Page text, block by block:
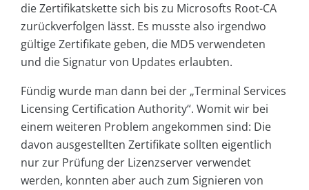
die Zertifikatskette sich bis zu Microsofts Root-CA
zurückverfolgen lässt. Es musste also irgendwo
gültige Zertifikate geben, die MD5 verwendeten
und die Signatur von Updates erlaubten.
Fündig wurde man dann bei der „Terminal Services
Licensing Certification Authority“. Womit wir bei
einem weiteren Problem angekommen sind: Die
davon ausgestellten Zertifikate sollten eigentlich
nur zur Prüfung der Lizenzserver verwendet
werden, konnten aber auch zum Signieren von